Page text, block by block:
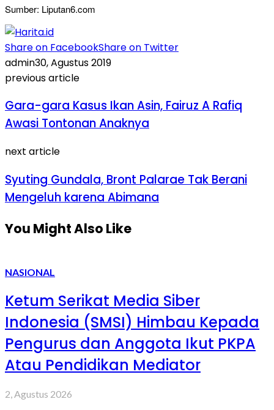
Sumber: Liputan6.com
Share on FacebookShare on Twitter
admin30, Agustus 2019
previous article
Gara-gara Kasus Ikan Asin, Fairuz A Rafiq
Awasi Tontonan Anaknya
next article
Syuting Gundala, Bront Palarae Tak Berani
Mengeluh karena Abimana
You Might Also Like
NASIONAL
Ketum Serikat Media Siber
Indonesia (SMSI) Himbau Kepada
Pengurus dan Anggota Ikut PKPA
Atau Pendidikan Mediator
2, Agustus 2026